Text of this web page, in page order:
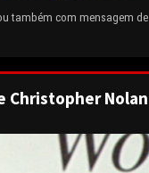
também com mensagem de
Christopher Nolan